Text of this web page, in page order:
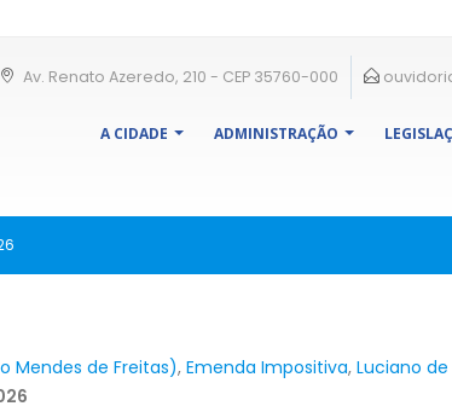
Av. Renato Azeredo, 210 - CEP 35760-000
A CIDADE ADMINISTRAÇÃO
Mendes de Freitas), Emenda Impositiva, Luciano